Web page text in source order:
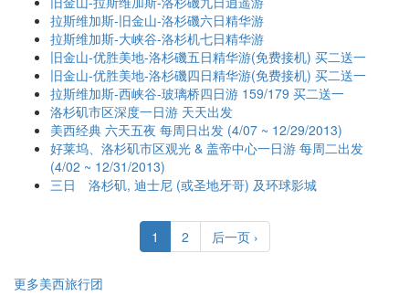
拉斯维加斯-旧金山-洛杉磯六日精华游
拉斯维加斯-大峡谷-洛杉机七日精华游
旧金山-优胜美地-洛杉磯五日精华游(免费接机) 买二送一
旧金山-优胜美地-洛杉磯四日精华游(免费接机) 买二送一
拉斯维加斯-西峡谷-玻璃桥四日游 159/179 买二送一
洛杉矶市区深度一日游 天天出发
美西经典 六天五夜 每周日出发 (4/07 ~ 12/29/2013)
好莱坞、洛杉矶市区观光 & 盖帝中心一日游 每周二出发
(4/02 ~ 12/31/2013)
三日 洛杉矶, 迪士尼 (或圣地牙哥) 及环球影城
1 2 后一页 ›
更多美西旅行团